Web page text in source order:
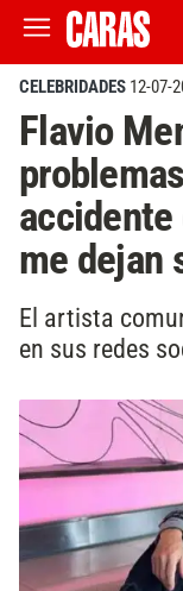
CELEBRIDADES 12-07-
Flavio
me dejan
El artista
en sus redes